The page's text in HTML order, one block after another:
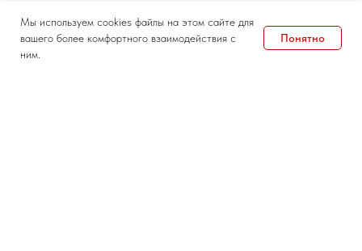
Мы используем cookies файлы на этом сайте для
вашего более комфортного взаимодействия с
ним.
Понятно